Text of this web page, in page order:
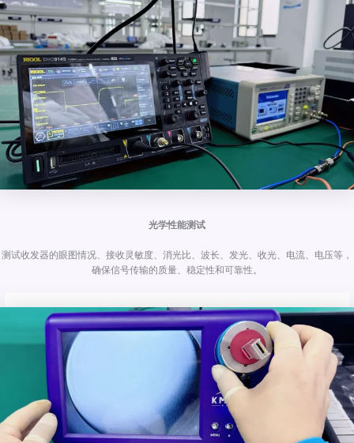
光学性能测试
测试收发器的眼图情况、接收灵敏度、消光比、波长、发光、收光、电流、电压等，
确保信号传输的质量、稳定性和可靠性。